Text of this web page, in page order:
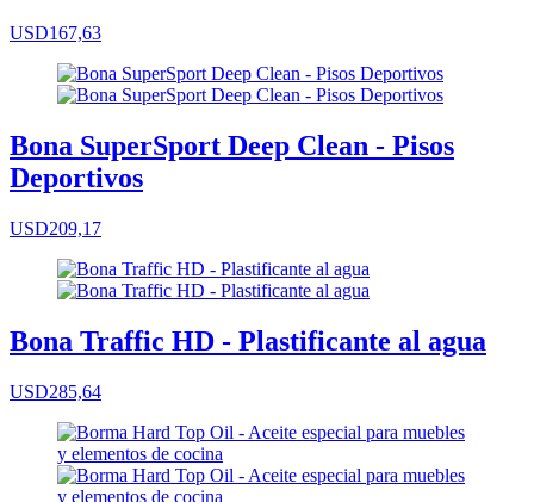
USD167,63
Bona SuperSport Deep Clean - Pisos
Deportivos
USD209,17
Bona Traffic HD - Plastificante al agua
USD285,64